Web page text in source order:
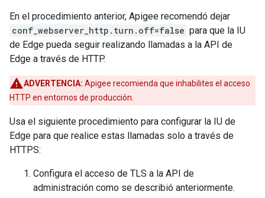
En el procedimiento anterior, Apigee recomendó dejar
conf_webserver_http.turn.off=false para que la IU
de Edge pueda seguir realizando llamadas a la API de
Edge a través de HTTP.
ADVERTENCIA: Apigee recomienda que inhabilites el acceso
HTTP en entornos de producción.
Usa el siguiente procedimiento para configurar la IU de
Edge para que realice estas llamadas solo a través de
HTTPS:
Configura el acceso de TLS a la API de
administración como se describió anteriormente.